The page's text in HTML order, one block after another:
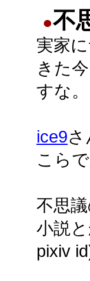
●不
実家
きた
すな。
ice9
こら
不思
小説
pixiv